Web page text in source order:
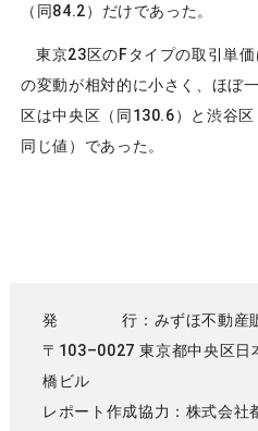
（同84.2）だけであった。
東京23区のFタイプの取引単
の変動が相対的に小さく、ほぼ
区は中央区（同130.6）と渋谷
同じ値）であった。
発 行：みずほ不動産販
〒103–0027 東京都中央区
橋ビル
レポート作成協力：株式会